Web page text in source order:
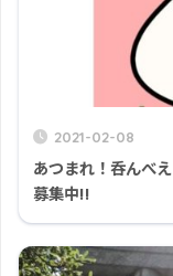
2021-02-08
あつまれ！呑んべ
募集中!!